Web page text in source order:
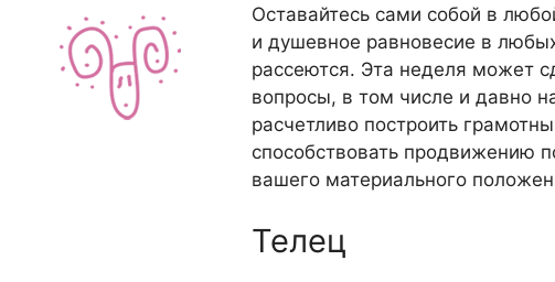
Оставайтесь сами собой в
и душевное равновесие в
рассеются. Эта неделя может
вопросы, в том числе и давно
расчетливо построить
способствовать продвижению
вашего материального
Телец